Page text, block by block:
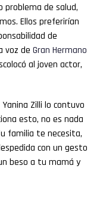
problema de salud,
Ellos preferirían
de
voz de Gran Hermano
al joven actor,
Zilli lo contuvo
esto, no es nada
familia te necesita,
con un gesto
beso a tu mamá y